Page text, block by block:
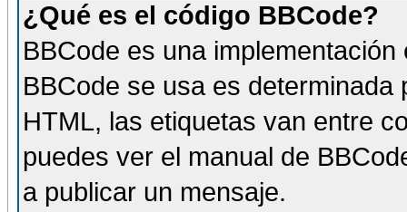
¿Qué es el código BBCode?
BBCode es una
BBCode se usa es
HTML, las etiquetas van entre
puedes ver el manual de
a publicar un mensaje.